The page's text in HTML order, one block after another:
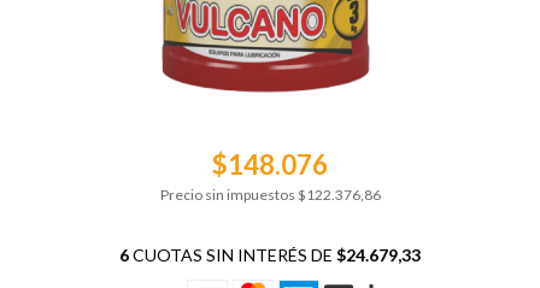
$148.076
Precio sin impuestos $122.376,86
6CUOTAS SIN INTERÉS DE $24.679,33